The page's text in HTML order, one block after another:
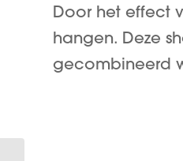
Door het effect
hangen. Deze
gecombineerd